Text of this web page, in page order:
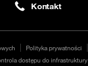
Kontakt
Polityka prywatności
dostępu do infrastruktury